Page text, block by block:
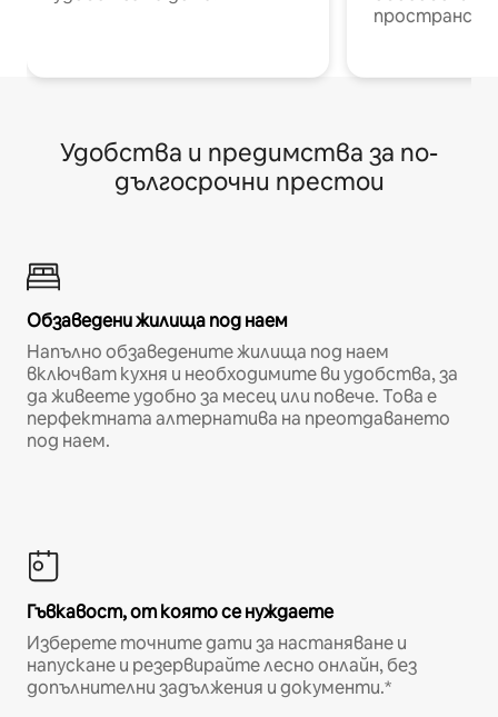
Удобства и предимства за по-
дългосрочни престои
Обзаведени жилища под наем
Напълно обзаведените жилища под наем
включват кухня и необходимите ви удобства, за
да живеете удобно за месец или повече. Това е
перфектната алтернатива на преотдаването
под наем.
Гъвкавост, от която се нуждаете
Изберете точните дати за настаняване и
напускане и резервирайте лесно онлайн, без
допълнителни задължения и документи.*